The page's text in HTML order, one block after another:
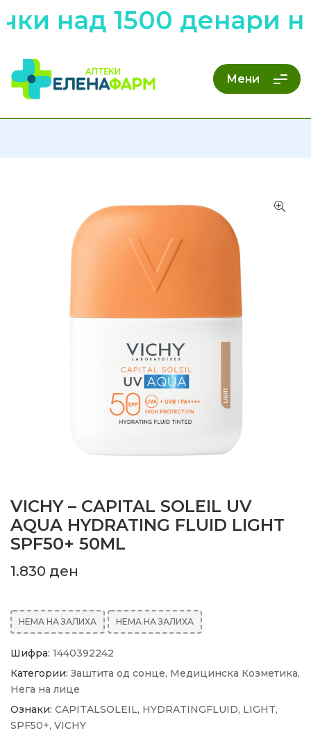
над 1500 денари
Мени
VICHY – CAPITAL SOLEIL UV
AQUA HYDRATING FLUID LIGHT
SPF50+ 50ML
1.830 ден
НЕМА НА ЗАЛИХА НЕМА НА ЗАЛИХА
Шифра: 1440392242
Категории: Заштита од сонце, Медицинска Козметика,
Нега на лице
Ознаки: CAPITALSOLEIL, HYDRATINGFLUID, LIGHT,
SPF50+, VICHY